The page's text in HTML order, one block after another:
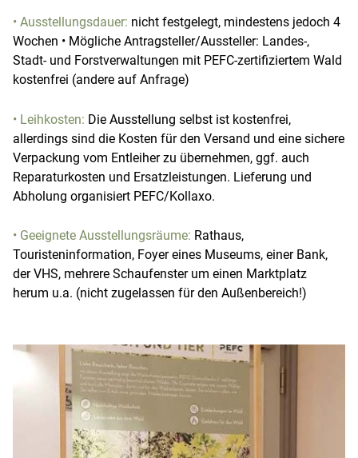
• Ausstellungsdauer: nicht festgelegt, mindestens jedoch 4
Wochen • Mögliche Antragsteller/Aussteller: Landes-,
Stadt- und Forstverwaltungen mit PEFC-zertifiziertem Wald
kostenfrei (andere auf Anfrage)
• Leihkosten: Die Ausstellung selbst ist kostenfrei,
allerdings sind die Kosten für den Versand und eine sichere
Verpackung vom Entleiher zu übernehmen, ggf. auch
Reparaturkosten und Ersatzleistungen. Lieferung und
Abholung organisiert PEFC/Kollaxo.
• Geeignete Ausstellungsräume: Rathaus,
Touristeninformation, Foyer eines Museums, einer Bank,
der VHS, mehrere Schaufenster um einen Marktplatz
herum u.a. (nicht zugelassen für den Außenbereich!)